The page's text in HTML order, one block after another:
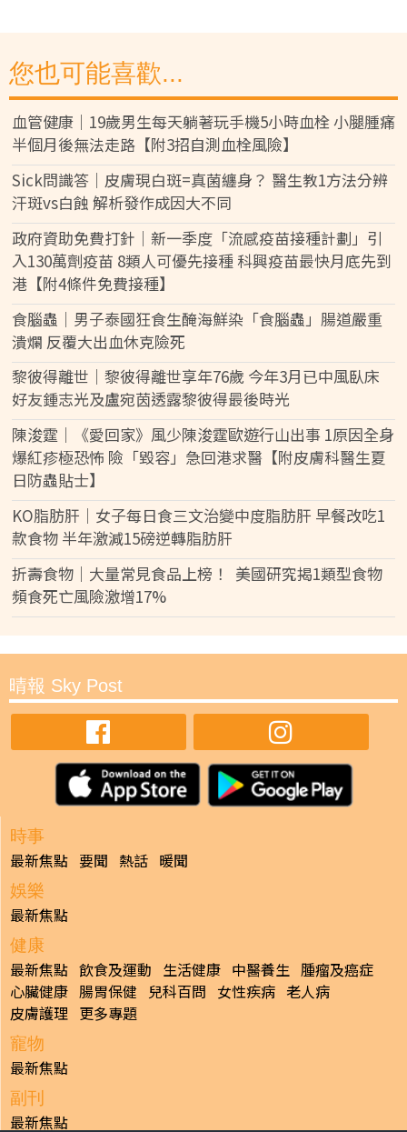
您也可能喜歡...
血管健康｜19歲男生每天躺著玩手機5小時血栓 小腿腫痛
半個月後無法走路【附3招自測血栓風險】
Sick問識答｜皮膚現白斑=真菌纏身？ 醫生教1方法分辨
汗斑vs白蝕 解析發作成因大不同
政府資助免費打針｜新一季度「流感疫苗接種計劃」引
入130萬劑疫苗 8類人可優先接種 科興疫苗最快月底先到
港【附4條件免費接種】
食腦蟲｜男子泰國狂食生醃海鮮染「食腦蟲」腸道嚴重
潰爛 反覆大出血休克險死
黎彼得離世｜黎彼得離世享年76歲 今年3月已中風臥床
好友鍾志光及盧宛茵透露黎彼得最後時光
陳浚霆｜《愛回家》風少陳浚霆歐遊行山出事 1原因全身
爆紅疹極恐怖 險「毀容」急回港求醫【附皮膚科醫生夏
日防蟲貼士】
KO脂肪肝｜女子每日食三文治變中度脂肪肝 早餐改吃1
款食物 半年激減15磅逆轉脂肪肝
折壽食物｜大量常見食品上榜！ 美國研究揭1類型食物
頻食死亡風險激增17%
晴報 Sky Post
時事
最新焦點 要聞 熱話 暖聞
娛樂
最新焦點
健康
最新焦點 飲食及運動 生活健康 中醫養生 腫瘤及癌症
心臟健康 腸胃保健 兒科百問 女性疾病 老人病
皮膚護理 更多專題
寵物
最新焦點
副刊
最新焦點